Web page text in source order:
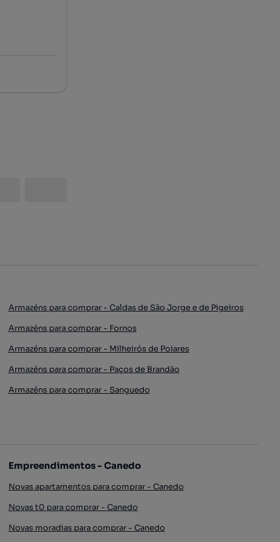
Armazéns para comprar - Caldas de São Jorge e de Pigeiros
Armazéns para comprar - Fornos
Armazéns para comprar - Milheirós de Poiares
Armazéns para comprar - Paços de Brandão
Armazéns para comprar - Sanguedo
Empreendimentos - Canedo
Novas apartamentos para comprar - Canedo
Novas t0 para comprar - Canedo
Novas moradias para comprar - Canedo